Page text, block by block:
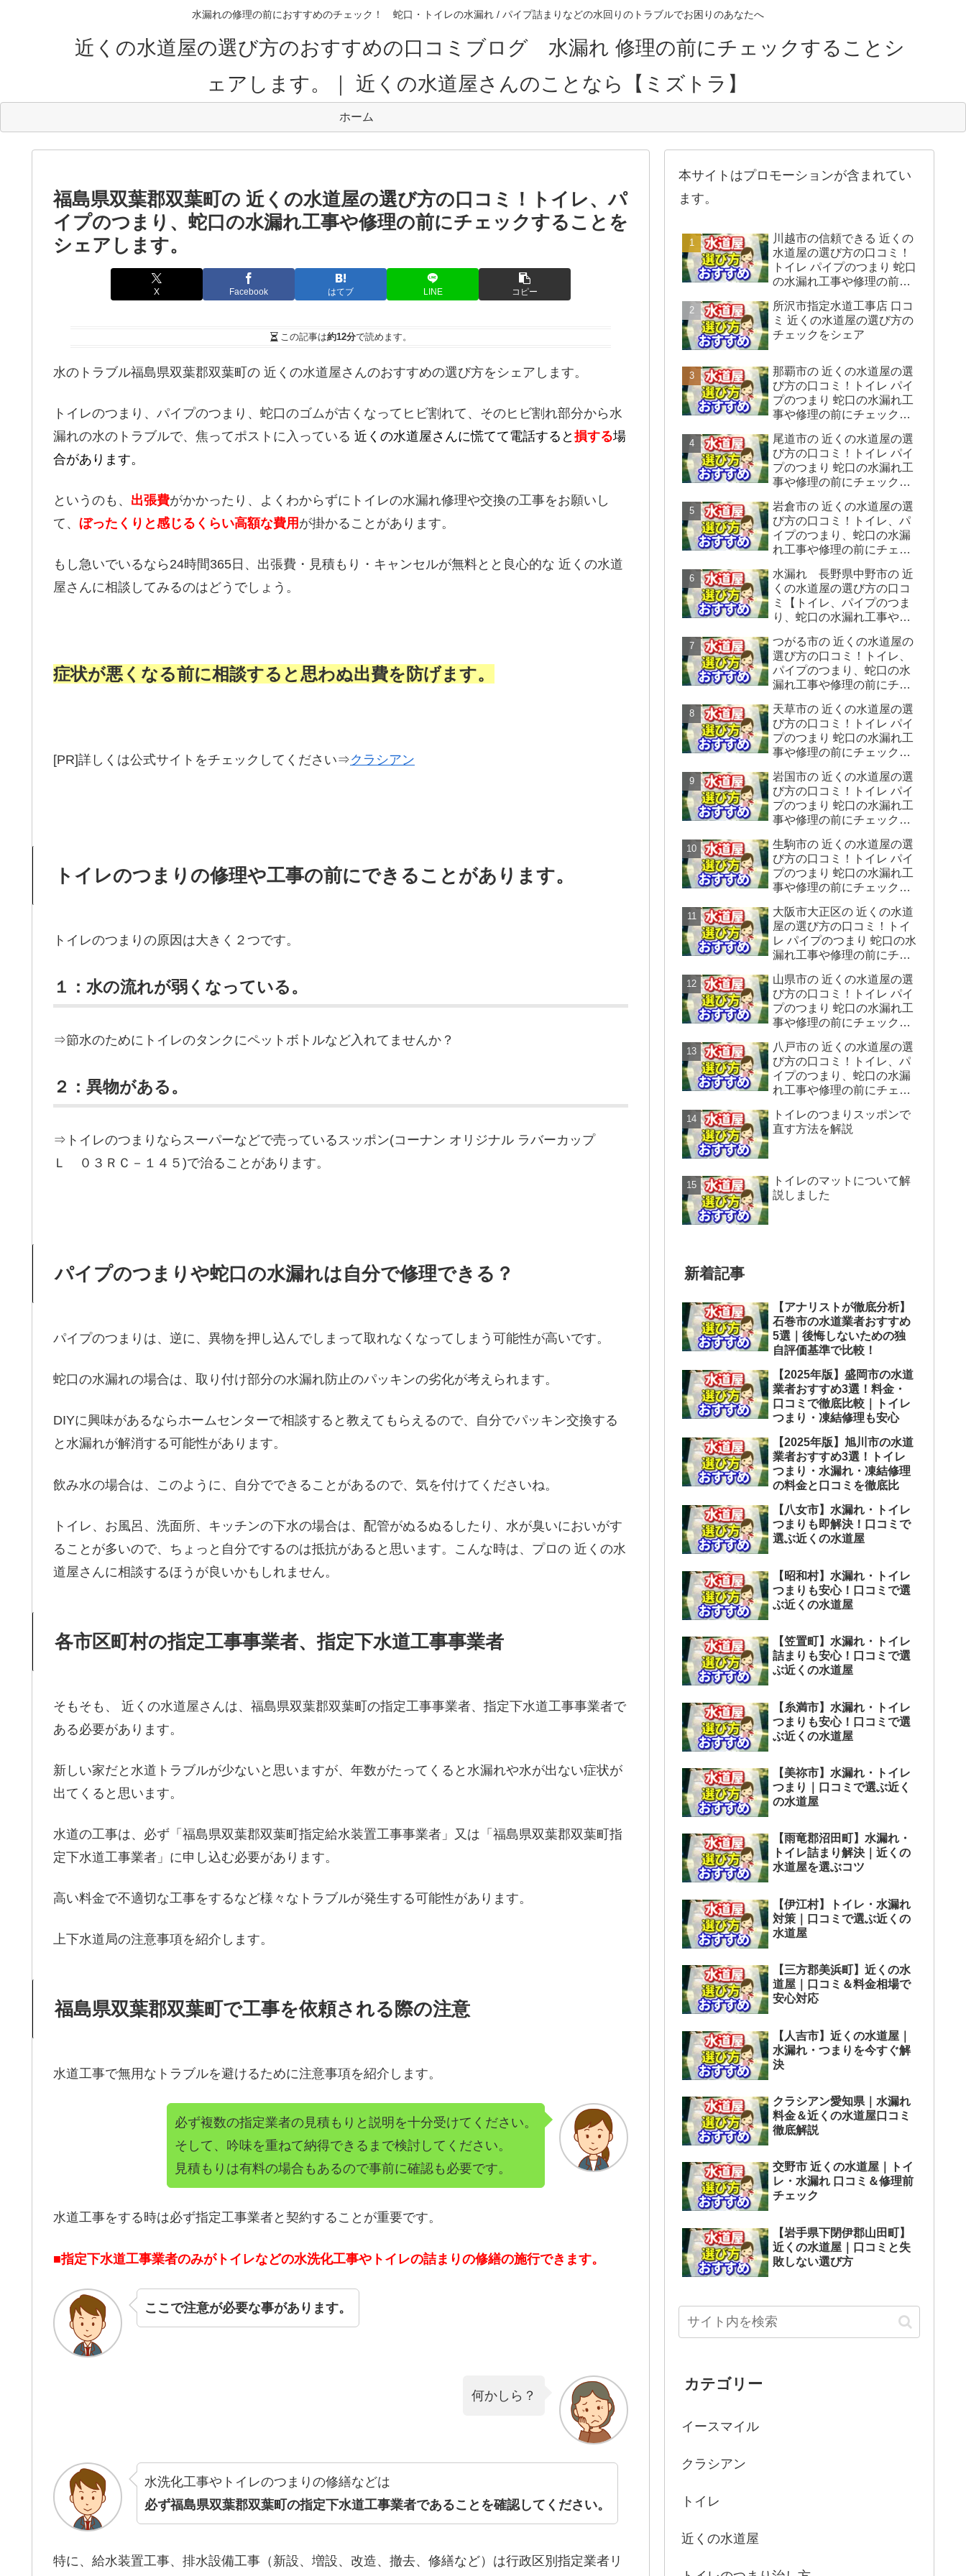
水漏れの修理の前におすすめのチェック！ 蛇口・トイレの水漏れ / パイプ詰まりなどの水回りのトラブルでお困りのあなたへ
近くの水道屋の選び方のおすすめの口コミブログ 水漏れ 修理の前にチェックすることシ
ェアします。｜ 近くの水道屋さんのことなら【ミズトラ】
ホーム
福島県双葉郡双葉町の 近くの水道屋の選び方の口コミ！トイレ、パ
イプのつまり、蛇口の水漏れ工事や修理の前にチェックすることを
シェアします。
X Facebook はてブ LINE コピー
この記事は約12分で読めます。
水のトラブル福島県双葉郡双葉町の 近くの水道屋さんのおすすめの選び方をシェアします。
トイレのつまり、パイプのつまり、蛇口のゴムが古くなってヒビ割れて、そのヒビ割れ部分から水
漏れの水のトラブルで、焦ってポストに入っている 近くの水道屋さんに慌てて電話すると 損する場
合があります。
というのも、 出張費がかかったり、よくわからずにトイレの水漏れ修理や交換の工事をお願いし
て、 ぼったくりと感じるくらい高額な費用 が掛かることがあります。
もし急いでいるなら24時間365日、出張費・見積もり・キャンセルが無料とと良心的な 近くの水道
屋さんに相談してみるのはどうでしょう。
症状が悪くなる前に相談すると思わぬ出費を防げます。
[PR]詳しくは公式サイトをチェックしてください⇒クラシアン
トイレのつまりの修理や工事の前にできることがあります。
トイレのつまりの原因は大きく２つです。
１：水の流れが弱くなっている。
⇒節水のためにトイレのタンクにペットボトルなど入れてませんか？
２：異物がある。
⇒トイレのつまりならスーパーなどで売っているスッポン(コーナン オリジナル ラバーカップ
Ｌ ０３ＲＣ－１４５)で治ることがあります。
パイプのつまりや蛇口の水漏れは自分で修理できる？
パイプのつまりは、逆に、異物を押し込んでしまって取れなくなってしまう可能性が高いです。
蛇口の水漏れの場合は、取り付け部分の水漏れ防止のパッキンの劣化が考えられます。
DIYに興味があるならホームセンターで相談すると教えてもらえるので、自分でパッキン交換する
と水漏れが解消する可能性があります。
飲み水の場合は、このように、自分でできることがあるので、気を付けてくださいね。
トイレ、お風呂、洗面所、キッチンの下水の場合は、配管がぬるぬるしたり、水が臭いにおいがす
ることが多いので、ちょっと自分でするのは抵抗があると思います。こんな時は、プロの 近くの水
道屋さんに相談するほうが良いかもしれません。
各市区町村の指定工事事業者、指定下水道工事事業者
そもそも、 近くの水道屋さんは、福島県双葉郡双葉町の指定工事事業者、指定下水道工事事業者で
ある必要があります。
新しい家だと水道トラブルが少ないと思いますが、年数がたってくると水漏れや水が出ない症状が
出てくると思います。
水道の工事は、必ず「福島県双葉郡双葉町指定給水装置工事事業者」又は「福島県双葉郡双葉町指
定下水道工事業者」に申し込む必要があります。
高い料金で不適切な工事をするなど様々なトラブルが発生する可能性があります。
上下水道局の注意事項を紹介します。
福島県双葉郡双葉町で工事を依頼される際の注意
水道工事で無用なトラブルを避けるために注意事項を紹介します。
必ず複数の指定業者の見積もりと説明を十分受けてください。
そして、吟味を重ねて納得できるまで検討してください。
見積もりは有料の場合もあるので事前に確認も必要です。
水道工事をする時は必ず指定工事業者と契約することが重要です。
■指定下水道工事業者のみがトイレなどの水洗化工事やトイレの詰まりの修繕の施行できます。
ここで注意が必要な事があります。
何かしら？
水洗化工事やトイレのつまりの修繕などは
必ず福島県双葉郡双葉町の指定下水道工事業者であることを確認してください。
特に、給水装置工事、排水設備工事（新設、増設、改造、撤去、修繕など）は行政区別指定業者リ
本サイトはプロモーションが含まれてい
ます。
川越市の信頼できる 近くの
水道屋の選び方の口コミ！
トイレ パイプのつまり 蛇口
の水漏れ工事や修理の前に
します。
所沢市指定水道工事店 口コ
ミ 近くの水道屋の選び方の
チェックをシェア
那覇市の 近くの水道屋の選
び方の口コミ！トイレ パイ
プのつまり 蛇口の水漏れ工
事や修理の前にチェックす
尾道市の 近くの水道屋の選
び方の口コミ！トイレ パイ
プのつまり 蛇口の水漏れ工
事や修理の前にチェックす
岩倉市の 近くの水道屋の選
び方の口コミ！トイレ、パ
イプのつまり、蛇口の水漏
れ工事や修理の前にチェッ
す。
水漏れ 長野県中野市の 近
くの水道屋の選び方の口コ
ミ【トイレ、パイプのつま
り、蛇口の水漏れ工事や修
をシェアします】
つがる市の 近くの水道屋の
選び方の口コミ！トイレ、
パイプのつまり、蛇口の水
漏れ工事や修理の前にチェ
す。
天草市の 近くの水道屋の選
び方の口コミ！トイレ パイ
プのつまり 蛇口の水漏れ工
事や修理の前にチェックす
岩国市の 近くの水道屋の選
び方の口コミ！トイレ パイ
プのつまり 蛇口の水漏れ工
事や修理の前にチェックす
生駒市の 近くの水道屋の選
び方の口コミ！トイレ パイ
プのつまり 蛇口の水漏れ工
事や修理の前にチェックす
大阪市大正区の 近くの水道
屋の選び方の口コミ！トイ
レ パイプのつまり 蛇口の水
漏れ工事や修理の前にチェ
す。
山県市の 近くの水道屋の選
び方の口コミ！トイレ パイ
プのつまり 蛇口の水漏れ工
事や修理の前にチェックす
八戸市の 近くの水道屋の選
び方の口コミ！トイレ、パ
イプのつまり、蛇口の水漏
れ工事や修理の前にチェッ
す。
トイレのつまりスッポンで
直す方法を解説
トイレのマットについて解
説しました
新着記事
【アナリストが徹底分析】
石巻市の水道業者おすすめ
5選｜後悔しないための独
自評価基準で比較！
【2025年版】盛岡市の水道
業者おすすめ3選！料金・
口コミで徹底比較｜トイレ
つまり・凍結修理も安心
【2025年版】旭川市の水道
業者おすすめ3選！トイレ
つまり・水漏れ・凍結修理
の料金と口コミを徹底比
【八女市】水漏れ・トイレ
つまりも即解決！口コミで
選ぶ近くの水道屋
【昭和村】水漏れ・トイレ
つまりも安心！口コミで選
ぶ近くの水道屋
【笠置町】水漏れ・トイレ
詰まりも安心！口コミで選
ぶ近くの水道屋
【糸満市】水漏れ・トイレ
つまりも安心！口コミで選
ぶ近くの水道屋
【美祢市】水漏れ・トイレ
つまり｜口コミで選ぶ近く
の水道屋
【雨竜郡沼田町】水漏れ・
トイレ詰まり解決｜近くの
水道屋を選ぶコツ
【伊江村】トイレ・水漏れ
対策｜口コミで選ぶ近くの
水道屋
【三方郡美浜町】近くの水
道屋｜口コミ＆料金相場で
安心対応
【人吉市】近くの水道屋｜
水漏れ・つまりを今すぐ解
決
クラシアン愛知県｜水漏れ
料金＆近くの水道屋口コミ
徹底解説
交野市 近くの水道屋｜トイ
レ・水漏れ 口コミ＆修理前
チェック
【岩手県下閉伊郡山田町】
近くの水道屋｜口コミと失
敗しない選び方
カテゴリー
イースマイル
クラシアン
トイレ
近くの水道屋